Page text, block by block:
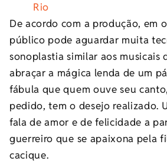
Rio
De acordo com a produção, em
público pode aguardar muita
sonoplastia similar aos musicais
abraçar a mágica lenda de um
fábula que quem ouve seu
pedido, tem o desejo realizado.
fala de amor e de felicidade a
guerreiro que se apaixona pela
cacique.